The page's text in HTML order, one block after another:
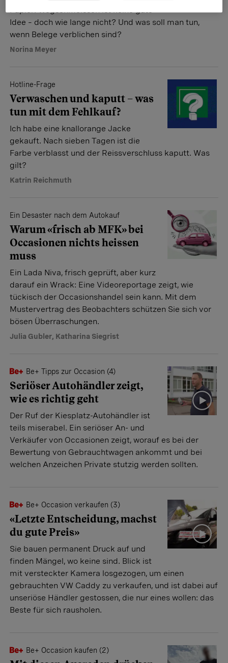
Papier. Wegschmeissen ist keine gute
Idee – doch wie lange nicht? Und was soll man tun,
wenn Belege verblichen sind?
Norina Meyer
Hotline-Frage
Verwaschen und kaputt – was
tun mit dem Fehlkauf?
Ich habe eine knallorange Jacke
gekauft. Nach sieben Tagen ist die
Farbe verblasst und der Reissverschluss kaputt. Was
gilt?
Katrin Reichmuth
Ein Desaster nach dem Autokauf
Warum «frisch ab MFK» bei
Occasionen nichts heissen
muss
Ein Lada Niva, frisch geprüft, aber kurz
darauf ein Wrack: Eine Videoreportage zeigt, wie
tückisch der Occasionshandel sein kann. Mit dem
Mustervertrag des Beobachters schützen Sie sich vor
bösen Überraschungen.
Julia Gubler, Katharina Siegrist
Be+ Tipps zur Occasion (4)
Seriöser Autohändler zeigt,
wie es richtig geht
Der Ruf der Kiesplatz-Autohändler ist
teils miserabel. Ein seriöser An- und
Verkäufer von Occasionen zeigt, worauf es bei der
Bewertung von Gebrauchtwagen ankommt und bei
welchen Anzeichen Private stutzig werden sollten.
Be+ Occasion verkaufen (3)
«Letzte Entscheidung, machst
du gute Preis»
Sie bauen permanent Druck auf und
finden Mängel, wo keine sind. Blick ist
mit versteckter Kamera losgezogen, um einen
gebrauchten VW Caddy zu verkaufen, und ist dabei auf
unseriöse Händler gestossen, die nur eines wollen: das
Beste für sich rausholen.
Be+ Occasion kaufen (2)